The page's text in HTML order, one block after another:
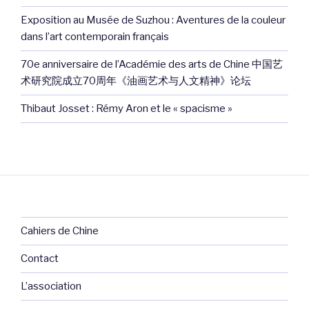
Exposition au Musée de Suzhou : Aventures de la couleur
dans l’art contemporain français
70e anniversaire de l’Académie des arts de Chine 中国艺
术研究院成立70周年《油画艺术与人文精神》论坛
Thibaut Josset : Rémy Aron et le « spacisme »
Cahiers de Chine
Contact
L’association